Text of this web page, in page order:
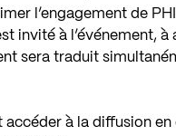
l’engagement de
invité à l’événement,
sera traduit
accéder à la diffusion